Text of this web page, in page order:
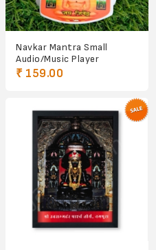
Navkar Mantra Small
Audio/Music Player
₹ 159.00